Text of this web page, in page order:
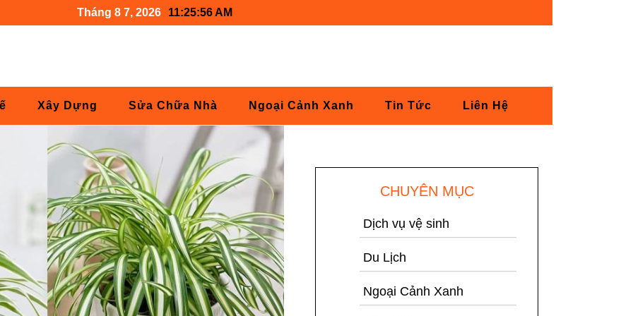
Tháng 8 7, 2026 11:25:57 AM
Xây Dựng Sửa Chữa Nhà Ngoại Cảnh Xanh Tin Tức Liên Hệ
CHUYÊN MỤC
Dịch vụ vệ sinh
Du Lịch
Ngoại Cảnh Xanh